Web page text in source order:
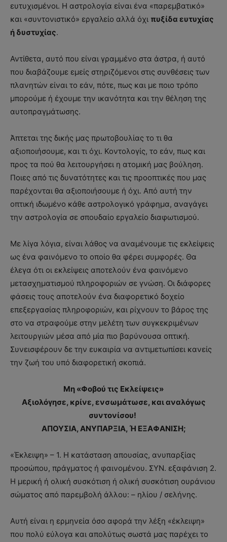
ευτυχισμένοι. H αστρολογία είναι ένα «παρεμβατικό»
και «συντονιστικό» εργαλείο αλλά όχι πυξίδα ευτυχίας
ή δυστυχίας.
Αντίθετα, αυτό που είναι γραμμένο στα άστρα, ή αυτό
που διαβάζουμε εμείς στηριζόμενοι στις συνθέσεις των
πλανητών είναι το εάν, πότε, πως και με ποιο τρόπο
μπορούμε ή έχουμε την ικανότητα και την θέληση της
αυτοπραγμάτωσης.
Άπτεται της δικής μας πρωτοβουλίας το τι θα
αξιοποιήσουμε, και τι όχι. Κοντολογίς, το εάν, πως και
προς τα πού θα λειτουργήσει η ατομική μας βούληση.
Ποιες από τις δυνατότητες και τις προοπτικές που μας
παρέχονται θα αξιοποιήσουμε ή όχι. Από αυτή την
οπτική ιδωμένο κάθε αστρολογικό γράφημα, αναγάγει
την αστρολογία σε σπουδαίο εργαλείο διαφωτισμού.
Με λίγα λόγια, είναι λάθος να αναμένουμε τις εκλείψεις
ως ένα φαινόμενο το οποίο θα φέρει συμφορές. Θα
έλεγα ότι οι εκλείψεις αποτελούν ένα φαινόμενο
μετασχηματισμού πληροφοριών σε γνώση. Οι διάφορες
φάσεις τους αποτελούν ένα διαφορετικό δοχείο
επεξεργασίας πληροφοριών, και ρίχνουν το βάρος της
στο να στραφούμε στην μελέτη των συγκεκριμένων
λειτουργιών μέσα από μία πιο βαρύνουσα οπτική.
Συνεισφέρουν δε την ευκαιρία να αντιμετωπίσει κανείς
την ζωή του υπό διαφορετική σκοπιά.
Μη «Φοβού τις Εκλείψεις»
Αξιολόγησε, κρίνε, ενσωμάτωσε, και αναλόγως
συντονίσου!
ΑΠΟΥΣΙΑ, ΑΝΥΠΑΡΞΙΑ, Ή ΕΞΑΦΑΝΙΣΗ;
«Έκλειψη» – 1. Η κατάσταση απουσίας, ανυπαρξίας
προσώπου, πράγματος ή φαινομένου. ΣΥΝ. εξαφάνιση 2.
Η μερική ή ολική συσκότιση ή ολική συσκότιση ουράνιου
σώματος από παρεμβολή άλλου: – ηλίου / σελήνης.
Αυτή είναι η ερμηνεία όσο αφορά την λέξη «έκλειψη»
που πολύ εύλογα και απολύτως σωστά μας παρέχει το